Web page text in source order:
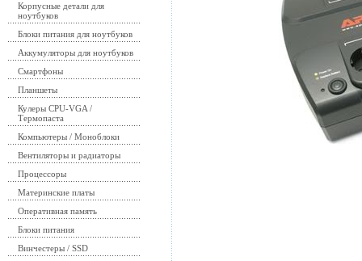
Корпусные детали для
ноутбуков
Блоки питания для ноутбуков
Аккумуляторы для ноутбуков
Смартфоны
Планшеты
Кулеры CPU-VGA /
Термопаста
Компьютеры / Моноблоки
Вентиляторы и радиаторы
Процессоры
Материнские платы
Оперативная память
Блоки питания
Винчестеры / SSD